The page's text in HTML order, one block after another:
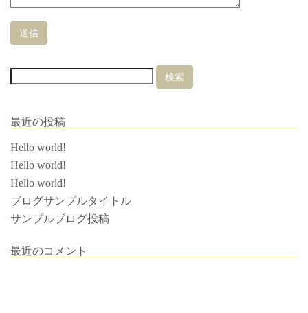
最近の投稿
Hello world!
Hello world!
Hello world!
ブログサンプルタイトル
サンプルブログ投稿
最近のコメント